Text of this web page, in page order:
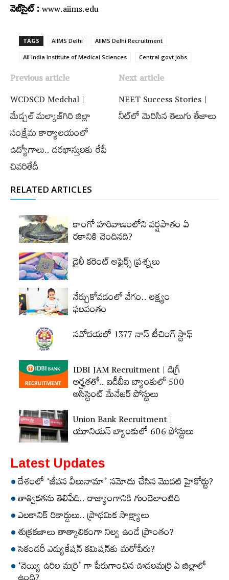
వెబ్‌సైట్ :www.aiims.edu
TAGS AIIMS Delhi AIIMS Delhi Recruitment
All India Institute of Medical Sciences Central govt jobs
Previous article
WCDSCD Medchal |
మేడ్చల్‌ మల్కాజ్‌గిరి జిల్లా
సంక్షేమ కార్యాలయంలో
ఉద్యోగాలు.. ద‌ర‌ఖాస్తుల‌కు రేపే
చివ‌రితేదీ
Next article
NEET Success Stories |
నీట్‌లో మెరిసిన తెలుగు తేజాలు
RELATED ARTICLES
కాంగో హరివాణంలోని వర్షపాతం ఏ
రకానికి చెందినది?
డైలీ కరెంట్‌ అఫైర్స్‌ ప్రశ్నలు
నేర్చుకోవడంలో వేగం.. లక్ష్యం
ఫలవంతం
నవోదయలో 1377 నాన్‌ టీచింగ్‌ స్టాఫ్‌
IDBI JAM Recruitment | డిగ్రీ
అర్హ‌త‌తో.. ఐడీబీఐ బ్యాంకులో 500
అసిస్టెంట్‌ మేనేజర్‌ పోస్టులు
Union Bank Recruitment |
యూనియన్ బ్యాంకులో 606 పోస్టులు
Latest Updates
దేశంలో ‘జీవన వీలునామా’ నమోదు చేసిన మొదటి హైకోర్టు?
తాత్వికతను తెలిపేది.. రాజ్యాంగానికి గుండెలాంటిది
ఎలకానిక్‌ రికార్డులు.. ప్రాథమిక సాక్ష్యాలు
శుక్రకణాలు తాత్కాలికంగా నిల్వ ఉండే ప్రాంతం?
సెకండరీ ఎడ్యుకేషన్‌ కమిషన్‌కు మరోపేరు?
‘వెయ్యి ఉరిల మర్రి’ గా పేరుగాంచిన ఊడలమర్రి ఏ జిల్లాలో